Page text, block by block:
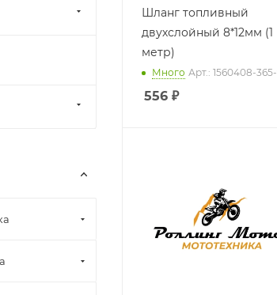
Шланг топливный
двухслойный 8*12мм (1
метр)
Много Арт.: 1560408-
556 ₽